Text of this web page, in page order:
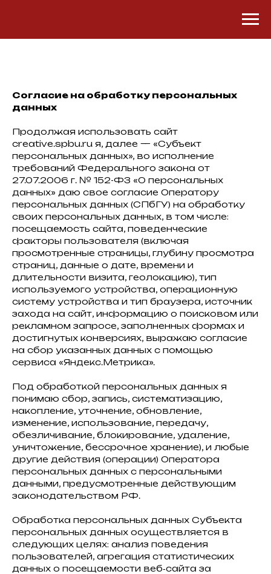
Согласие на обработку персональных
данных
Продолжая использовать сайт
creative.spbu.ru я, далее — «Субъект
персональных данных», во исполнение
требований Федерального закона от
27.07.2006 г. № 152-ФЗ «О персональных
данных» даю свое согласие Оператору
персональных данных (СПбГУ) на обработку
своих персональных данных, в том числе:
посещаемость сайта, поведенческие
факторы пользователя (включая
просмотренные страницы, глубину просмотра
страниц, данные о дате, времени и
длительности визита, геолокацию), тип
используемого устройства, операционную
систему устройства и тип браузера, источник
захода на сайт, информацию о поисковом или
рекламном запросе, заполненных формах и
достигнутых конверсиях, выражаю согласие
на сбор указанных данных с помощью
сервиса «Яндекс.Метрика».
Под обработкой персональных данных я
понимаю сбор, запись, систематизацию,
накопление, уточнение, обновление,
изменение, использование, передачу,
обезличивание, блокирование, удаление,
уничтожение, бессрочное хранение), и любые
другие действия (операции) Оператора
персональных данных с персональными
данными, предусмотренные действующим
законодательством РФ.
Обработка персональных данных Субъекта
персональных данных осуществляется в
следующих целях: анализ поведения
пользователей, агрегация статистических
данных о посещаемости веб‑сайта за